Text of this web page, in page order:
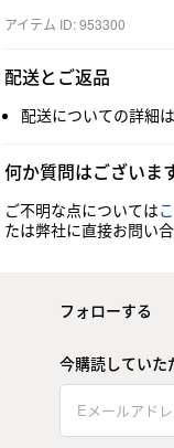
アイテム ID: 953300
配送とご返品
配送についての詳細は
何か質問はございま
ご不明な点については
たは弊社に直接お問い
フォローする
今購読していた